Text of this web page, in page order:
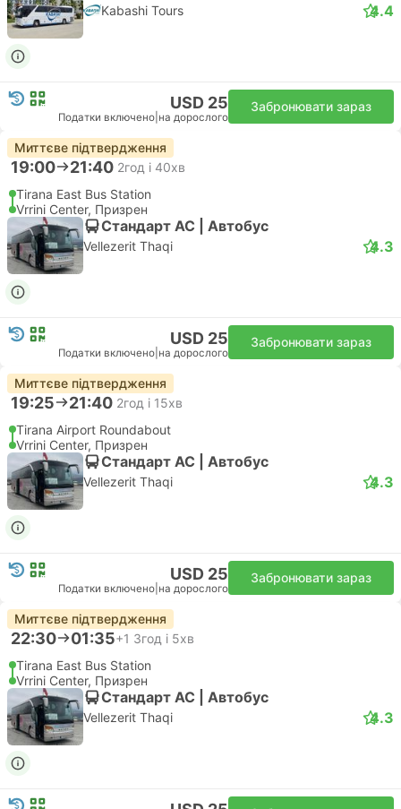
Kabashi Tours 4.4
USD 25
Податки включено на дорослого
Забронювати зараз
Миттєве підтвердження
19:00 21:40 2год і 40хв
Tirana East Bus Station
Vrrini Center, Призрен
Стандарт АС | Автобус
Vellezerit Thaqi 4.3
USD 25
Податки включено на дорослого
Забронювати зараз
Миттєве підтвердження
19:25 21:40 2год і 15хв
Tirana Airport Roundabout
Vrrini Center, Призрен
Стандарт АС | Автобус
Vellezerit Thaqi 4.3
USD 25
Податки включено на дорослого
Забронювати зараз
Миттєве підтвердження
22:30 01:35+1 3год і 5хв
Tirana East Bus Station
Vrrini Center, Призрен
Стандарт АС | Автобус
Vellezerit Thaqi 4.3